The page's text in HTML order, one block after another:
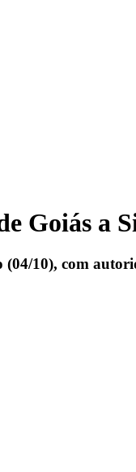
Goiás a
10), com